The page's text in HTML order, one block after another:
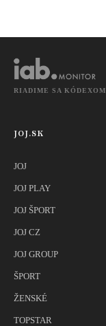
RIADIME SA KÓDEXOM
JOJ.SK
JOJ
JOJ PLAY
JOJ ŠPORT
JOJ CZ
JOJ GROUP
ŠPORT
ŽENSKÉ
TOPSTAR